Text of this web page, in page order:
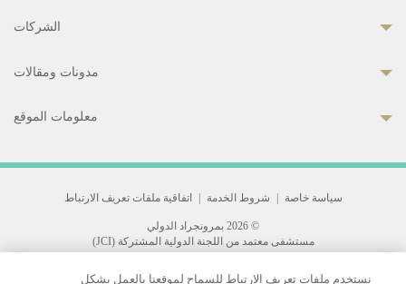
الشركات
مدونات ومقالات
معلومات الموقع
سياسة خاصة شروط الخدمة اتفاقية ملفات تعريف الارتباط
© 2026 بمرونجراد الدولي
مستشفى معتمد من اللجنة الدولية المشتركة (JCI)
33 Sukhumvit 3, Wattana, Bangkok 10110 Thailand.
نستخدم ملفات تعريف الارتباط للسماح لموقعنا بالعمل بشكل